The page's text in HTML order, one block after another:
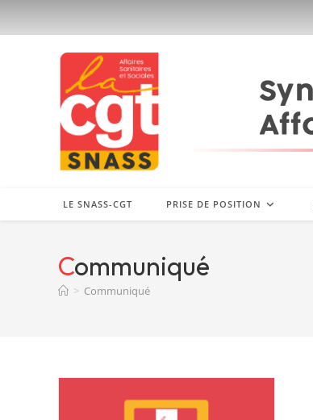
LE SNASS-CGT PRISE DE POSITION
Communiqué
> Communiqué